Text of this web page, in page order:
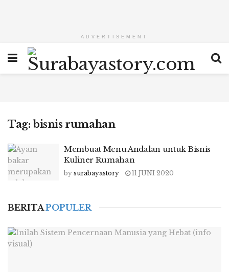
ADVERTISEMENT
Tag: bisnis rumahan
Membuat Menu Andalan untuk Bisnis
Kuliner Rumahan
by surabayastory 11 JUNI 2020
BERITAPOPULER